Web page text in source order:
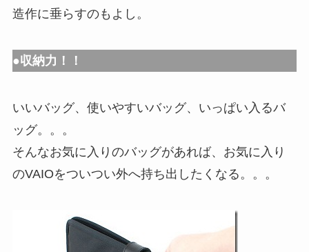
造作に垂らすのもよし。
●収納力！！
いいバッグ、使いやすいバッグ、いっぱい入るバ
ッグ。。。
そんなお気に入りのバッグがあれば、お気に入り
のVAIOをついつい外へ持ち出したくなる。。。